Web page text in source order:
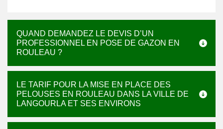
QUAND DEMANDEZ LE DEVIS D’UN
PROFESSIONNEL EN POSE DE GAZON EN
ROULEAU ?
LE TARIF POUR LA MISE EN PLACE DES
PELOUSES EN ROULEAU DANS LA VILLE DE
LANGOURLA ET SES ENVIRONS